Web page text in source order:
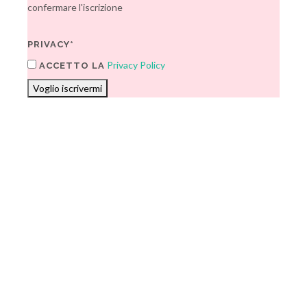
confermare l'iscrizione
PRIVACY*
ACCETTO LA Privacy Policy
Voglio iscrivermi